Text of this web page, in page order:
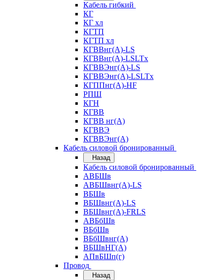
Кабель гибкий
КГ
КГ хл
КГТП
КГТП хл
КГВВнг(А)-LS
КГВВнг(А)-LSLTx
КГВВЭнг(А)-LS
КГВВЭнг(А)-LSLTx
КГППнг(А)-HF
РПШ
КГН
КГВВ
КГВВ нг(А)
КГВВЭ
КГВВЭнг(А)
Кабель силовой бронированный
Назад
Кабель силовой бронированный
АВБШв
АВБШвнг(А)-LS
ВБШв
ВБШвнг(А)-LS
ВБШвнг(А)-FRLS
АВБбШв
ВБбШв
ВБбШвнг(А)
ВБШвНГ(А)
АПвБШп(г)
Провод
Назад